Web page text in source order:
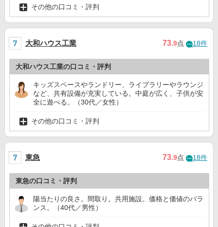
その他の口コミ・評判
大和ハウス工業 73.9点 18件
大和ハウス工業の口コミ・評判
キッズスペースやランドリー、ライブラリーやラウンジ
など、共有設備が充実している。中庭が広く、子供が安
全に遊べる。（30代／女性）
その他の口コミ・評判
東急 73.9点 18件
東急の口コミ・評判
陽当たりの良さ。間取り。共用施設。価格と価値のバラ
ンス。（40代／男性）